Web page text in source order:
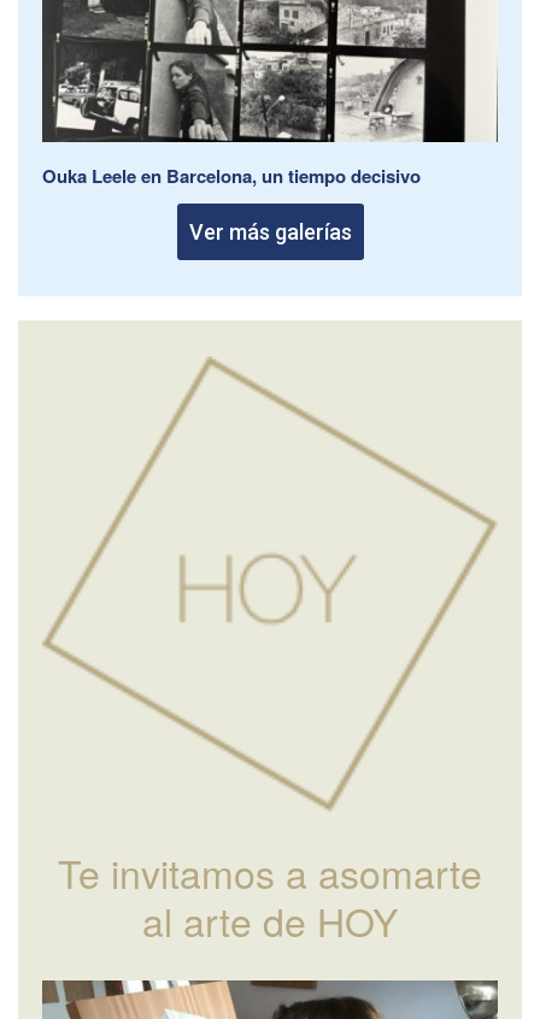
Ouka Leele en Barcelona, un tiempo decisivo
Ver más galerías
Te invitamos a asomarte
al arte de HOY